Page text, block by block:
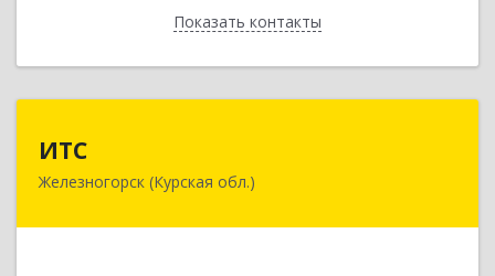
Показать контакты
Назад
ИТС
Железногорск (Курская обл.)
307178, Курская обл, Железногорск г,